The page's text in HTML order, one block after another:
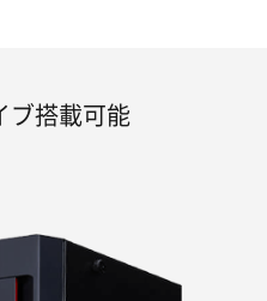
ブ搭載可能